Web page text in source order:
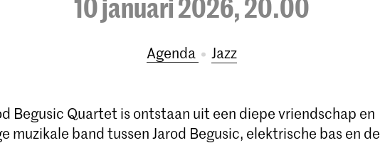
10 januari 2026, 20.00
Agenda Jazz
Begusic Quartet is ontstaan uit een diepe vriendschap en
muzikale band tussen Jarod Begusic, elektrische bas en de